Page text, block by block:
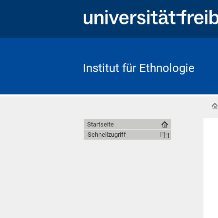
Institut für Ethnologie
Startseite
Schnellzugriff